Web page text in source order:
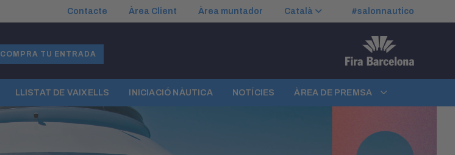
Contacte Àrea Client Àrea muntador Català #salonnautico
COMPRA TU ENTRADA
LLISTAT DE VAIXELLS INICIACIÓ NÀUTICA NOTÍCIES ÀREA DE PREMSA